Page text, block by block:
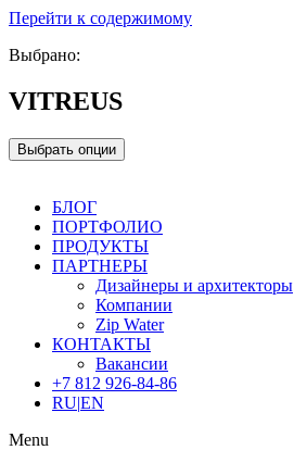
Перейти к содержимому
Выбрано:
VITREUS
Выбрать опции
БЛОГ
ПОРТФОЛИО
ПРОДУКТЫ
ПАРТНЕРЫ
Дизайнеры и архитекторы
Компании
Zip Water
КОНТАКТЫ
Вакансии
+7 812 926-84-86
RU|EN
Menu